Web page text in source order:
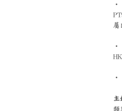
‧
屬
‧
‧
主
類